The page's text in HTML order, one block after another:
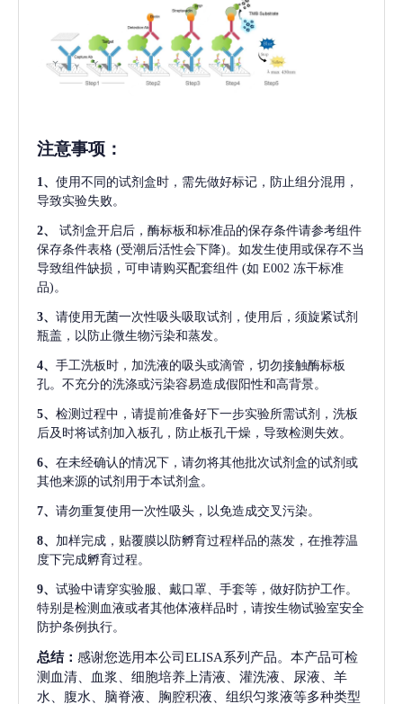
注意事项 ：
1、 使用不同的试剂盒时，需先做好标记，防止组分混用，
导致实验失败。
2、
试剂盒开启后，酶标板和标准品的保存条件请参考组件
保存条件表格 (受潮后活性会下降)。如发生使用或保存不当
导致组件缺损，可申请购买配套组件 (如 E002 冻干标准
品)。
3、 请使用无菌一次性吸头吸取试剂，使用后，须旋紧试剂
瓶盖，以防止微生物污染和蒸发。
4、 手工洗板时，加洗液的吸头或滴管，切勿接触酶标板
孔。不充分的洗涤或污染容易造成假阳性和高背景。
5、 检测过程中，请提前准备好下一步实验所需试剂，洗板
后及时将试剂加入板孔，防止板孔干燥，导致检测失效。
6、 在未经确认的情况下，请勿将其他批次试剂盒的试剂或
其他来源的试剂用于本试剂盒。
7、 请勿重复使用一次性吸头，以免造成交叉污染。
8、 加样完成，贴覆膜以防孵育过程样品的蒸发，在推荐温
度下完成孵育过程。
9、 试验中请穿实验服、戴口罩、手套等，做好防护工作。
特别是检测血液或者其他体液样品时，请按生物试验室安全
防护条例执行。
总结： 感谢您选用本公司ELISA系列产品。本产品可检
测血清、血浆、细胞培养上清液、灌洗液、尿液、羊
水、腹水、脑脊液、胸腔积液、组织匀浆液等多种类型